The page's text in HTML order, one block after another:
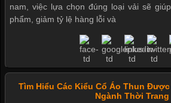
nam, việc lựa chọn đúng loại vải sẽ
phẩm, giảm tỷ lệ hàng lỗi và
Tìm Hiểu Các Kiểu Cổ Áo Thun
Ngành Thời Trang